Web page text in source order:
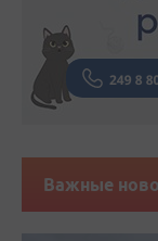
Важные